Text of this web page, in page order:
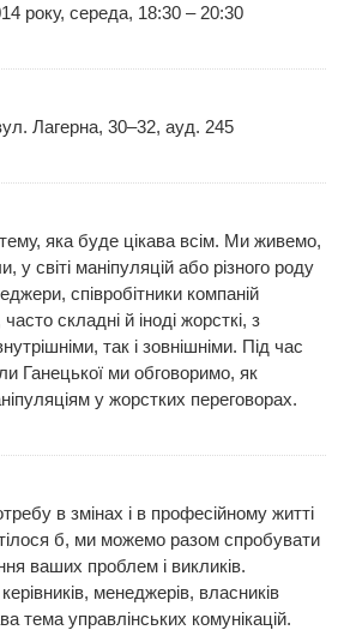
року, середа, 18:30 – 20:30
Лагерна, 30–32, ауд. 245
яка буде цікава всім. Ми живемо,
у світі маніпуляцій або різного роду
співробітники компаній
складні й іноді жорсткі, з
так і зовнішніми. Під час
Ганецької ми обговоримо, як
у жорстких переговорах.
в змінах і в професійному житті
б, ми можемо разом спробувати
ваших проблем і викликів.
менеджерів, власників
тема управлінських комунікацій.